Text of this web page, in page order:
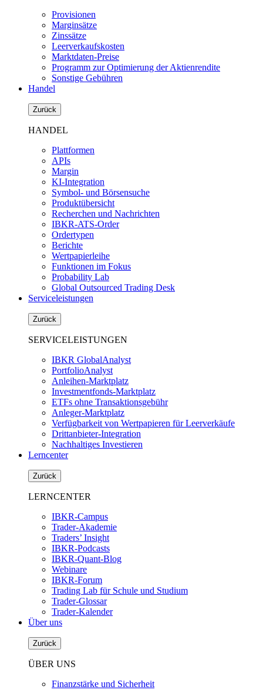
Provisionen
Marginsätze
Zinssätze
Leerverkaufskosten
Marktdaten-Preise
Programm zur Optimierung der Aktienrendite
Sonstige Gebühren
Handel
Zurück
HANDEL
Plattformen
APIs
Margin
KI-Integration
Symbol- und Börsensuche
Produktübersicht
Recherchen und Nachrichten
IBKR-ATS-Order
Ordertypen
Berichte
Wertpapierleihe
Funktionen im Fokus
Probability Lab
Global Outsourced Trading Desk
Serviceleistungen
Zurück
SERVICELEISTUNGEN
IBKR GlobalAnalyst
PortfolioAnalyst
Anleihen-Marktplatz
Investmentfonds-Marktplatz
ETFs ohne Transaktionsgebühr
Anleger-Marktplatz
Verfügbarkeit von Wertpapieren für Leerverkäufe
Drittanbieter-Integration
Nachhaltiges Investieren
Lerncenter
Zurück
LERNCENTER
IBKR-Campus
Trader-Akademie
Traders’ Insight
IBKR-Podcasts
IBKR-Quant-Blog
Webinare
IBKR-Forum
Trading Lab für Schule und Studium
Trader-Glossar
Trader-Kalender
Über uns
Zurück
ÜBER UNS
Finanzstärke und Sicherheit